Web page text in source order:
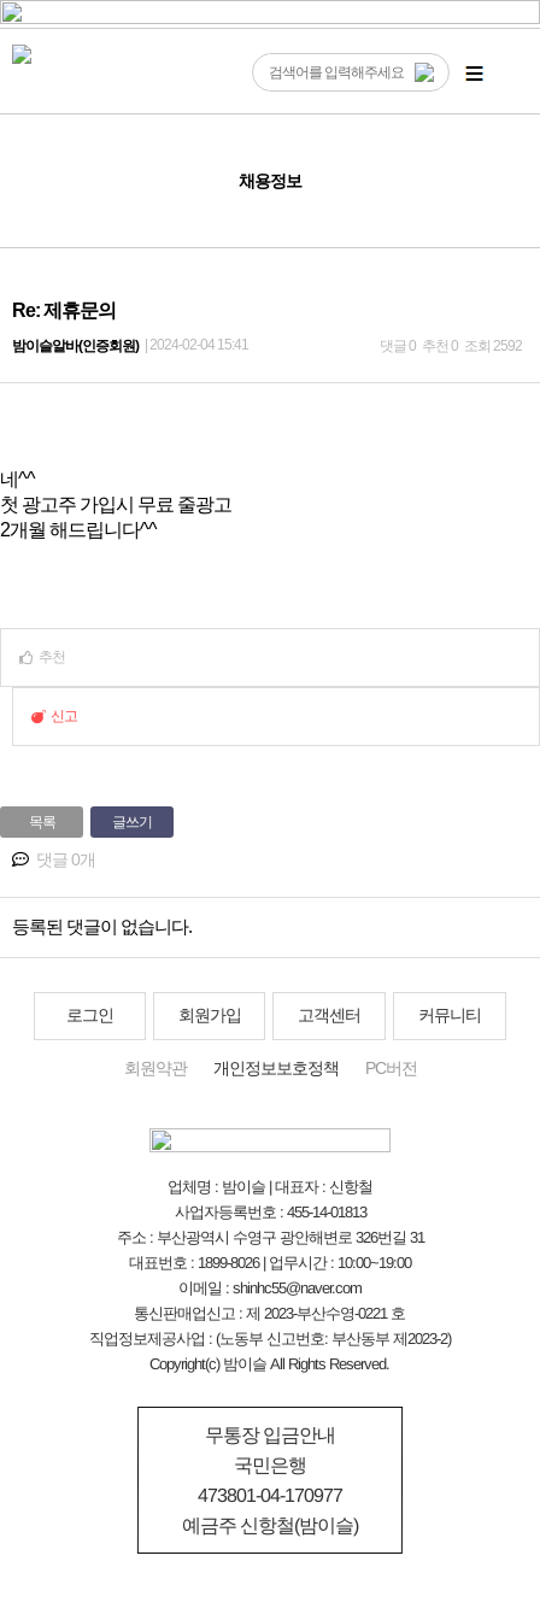
채용정보
Re: 제휴문의
밤이슬알바(인증회원) | 2024-02-04 15:41 댓글 0 추천 0 조회 2592
네^^
첫 광고주 가입시 무료 줄광고
2개월 해드립니다^^
추천
신고
목록 글쓰기
댓글 0개
등록된 댓글이 없습니다.
로그인 회원가입 고객센터 커뮤니티
회원약관 개인정보보호정책 PC버전
업체명 : 밤이슬 | 대표자 : 신항철
사업자등록번호 : 455-14-01813
주소 : 부산광역시 수영구 광안해변로 326번길 31
대표번호 : 1899-8026 | 업무시간 : 10:00~19:00
이메일 : shinhc55@naver.com
통신판매업신고 : 제 2023-부산수영-0221 호
직업정보제공사업 : (노동부 신고번호: 부산동부 제2023-2)
Copyright(c) 밤이슬 All Rights Reserved.
무통장 입금안내
국민은행
473801-04-170977
예금주 신항철(밤이슬)